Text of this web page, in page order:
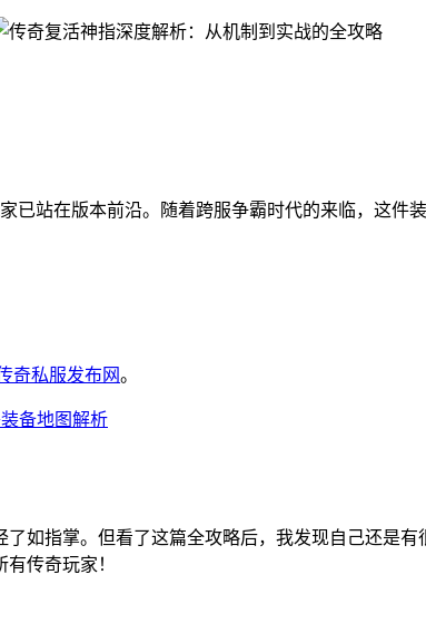
站在版本前沿。随着跨服争霸时代的来临，这件
奇私服发布网。
备地图解析
如指掌。但看了这篇全攻略后，我发现自己还是
传奇玩家！